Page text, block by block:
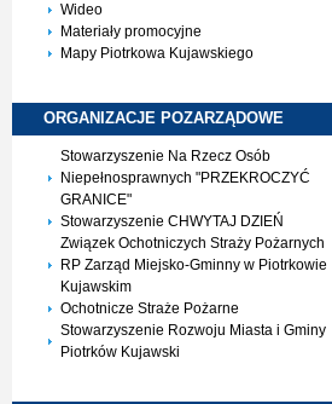
Wideo
Materiały promocyjne
Mapy Piotrkowa Kujawskiego
ORGANIZACJE POZARZĄDOWE
Stowarzyszenie Na Rzecz Osób
Niepełnosprawnych "PRZEKROCZYĆ
GRANICE"
Stowarzyszenie CHWYTAJ DZIEŃ
Związek Ochotniczych Straży Pożarnych
RP Zarząd Miejsko-Gminny w Piotrkowie
Kujawskim
Ochotnicze Straże Pożarne
Stowarzyszenie Rozwoju Miasta i Gminy
Piotrków Kujawski